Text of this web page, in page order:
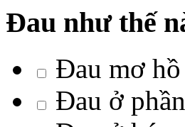
Đau như thế
Đau mơ
Đau ở